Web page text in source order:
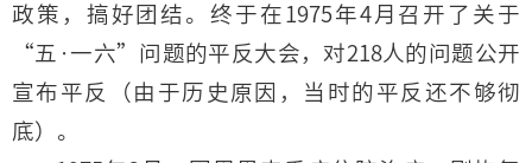
政策，搞好团结。终于在1975年4月召开了关于
“五·一六”问题的平反大会，对218人的问题公开
宣布平反（由于历史原因，当时的平反还不够彻
底）。